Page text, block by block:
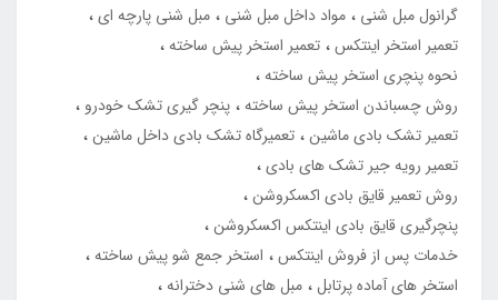
گرانول مبل شنی
مواد داخل مبل شنی
مبل شنی پارچه ای
تعمیر استخر اینتکس تعمیر استخر پیش ساخته
نحوه پنچری استخر پیش ساخته
روش چسباندن استخر پیش ساخته پنچر گیری تشک خودرو
تعمیر تشک بادی ماشین تعمیرگاه تشک بادی داخل ماشین
تعمیر رویه جیر تشک های بادی
روش تعمیر قایق بادی اکسکروشن
پنچرگیری قایق بادی اینتکس اکسکروشن
خدمات پس از فروش اینتکس
استخر جمع شو پیش ساخته
استخر های آماده پرتابل مبل های شنی دخترانه